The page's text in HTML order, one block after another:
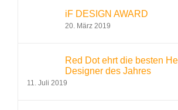
iF DESIGN AWARD
20. März 2019
Red Dot ehrt die besten
Designer des Jahres
11. Juli 2019